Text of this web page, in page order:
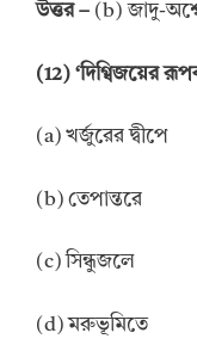
উত্তর – (b) জাদু-
(12) ‘দিগ্বিজয়ের
(a) খর্জুরের দ্বীপে
(b) তেপান্তরে
(c) সিন্ধুজলে
(d) মরুভূমিতে